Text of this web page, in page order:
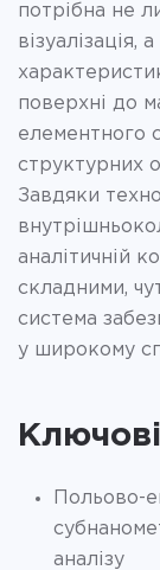
потрібна не
візуалізація,
поверхні до
елементного
структурних
Завдяки
аналітичній
складними,
система
у широкому
Польово-
аналізу